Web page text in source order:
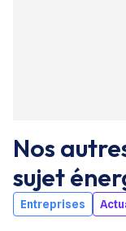
Nos
sujet
Entreprises